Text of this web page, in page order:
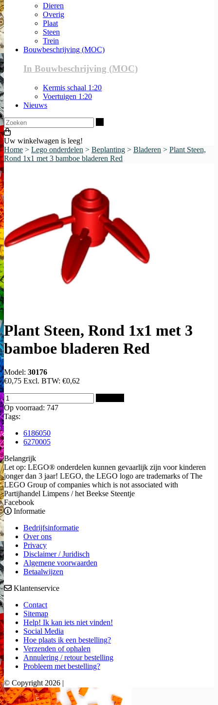
Dieren
Overig
Plaat
Steen
Trein
Bouwbeschrijving (MOC)
In Bouwbeschrijving (MOC)
Kermis schaal 1:20
Voertuigen 1:20
Nieuws
Uw winkelwagen is leeg!
Home > Lego onderdelen > Beplanting > Bladeren > Plant Steen,
Rond 1x1 met 3 bamboe bladeren Red
Plant Steen, Rond 1x1 met 3
bamboe bladeren Red
Model: 30176
€0,75 Excl. BTW: €0,62
Op voorraad: 747
Tags:
6186050
6270005
Belangrijk
Let op: LEGO® onderdelen kunnen gevaarlijk zijn voor kinderen
jonger dan 3 jaar! LEGO, the LEGO logo are trademarks of The
LEGO Group of companies which is not associated with
Partijhandel Limpens / het Beekse Steentje
Facebook
Informatie
Bedrijfsinformatie
Over ons
Privacy
Disclaimer / Juridisch
Algemene voorwaarden
Betaalwijzen
Klantenservice
Contact
Sitemap
Help! Ik kan iets niet vinden!
Social Media
Hoe plaats ik een bestelling?
Verzenden of ophalen
Annulering / retour bestelling
Probleem met bestelling?
© Copyright 2026 |